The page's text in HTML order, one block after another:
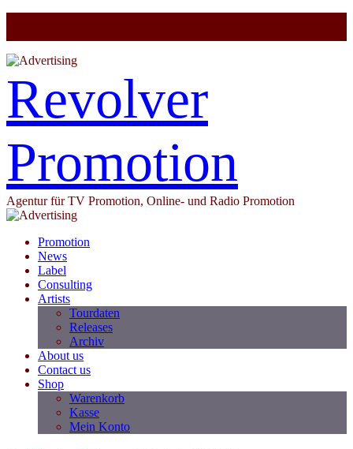
Revolver
Promotion
Agentur für TV Promotion, Online- und Radio Promotion
Promotion
News
Label
Consulting
Artists
Tourdaten
Releases
Archiv
About us
Contact us
Shop
Warenkorb
Kasse
Mein Konto